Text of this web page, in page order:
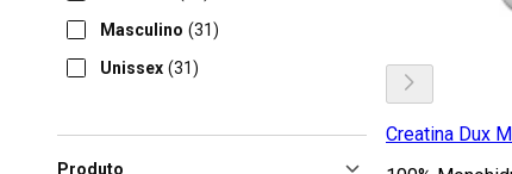
Masculino (31)
Unissex (31)
Produto
Creatina Dux